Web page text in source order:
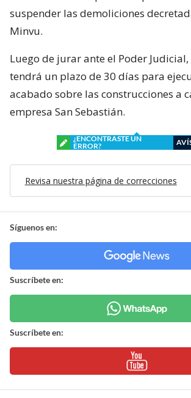
suspender las demoliciones
Minvu.
Luego de jurar ante el Poder Judicial,
tendrá un plazo de 30 días para
acabado sobre las construcciones a
empresa San Sebastián.
¿ENCONTRASTE UN
ERROR?
Revisa nuestra página de correcciones
Síguenos en:
Suscríbete en:
Suscríbete en: